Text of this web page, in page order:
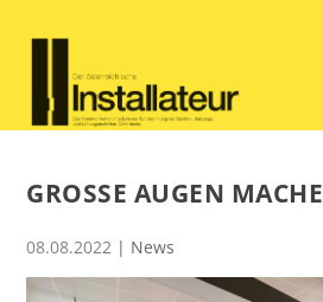
GROSSE AUGEN MACHEN
08.08.2022 | News